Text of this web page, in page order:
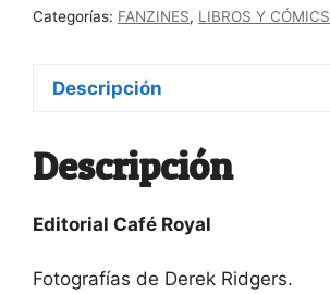
1981-
cantidad
Categorías: FANZINES, LIBROS Y CÓMICS
Descripción
Descripción
Editorial Café Royal
Fotografías de Derek Ridgers.